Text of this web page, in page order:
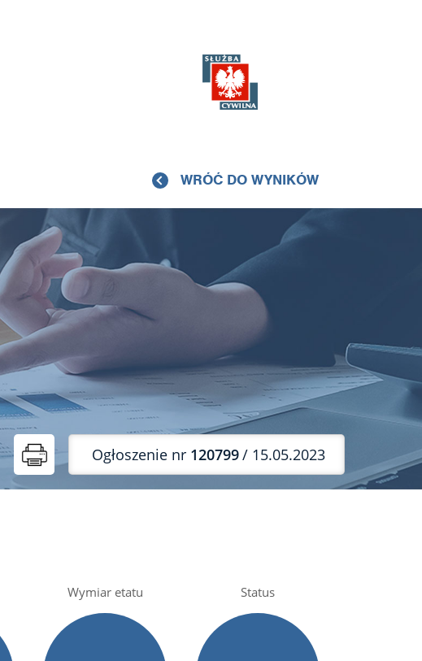
WRÓĆ DO WYNIKÓW
Ogłoszenie nr 120799/ 15.05.2023
Wymiar etatu Status